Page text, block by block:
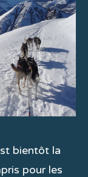
bientôt la
pour les